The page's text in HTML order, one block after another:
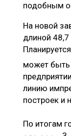
подобным
На новой
длиной
может быть
линию
построек и
По итогам